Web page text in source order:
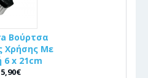
Βούρτσα
Χρήσης Με
6 x 21cm
5,90€